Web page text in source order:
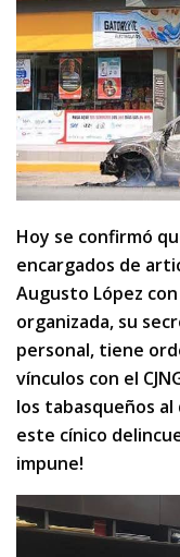
Hoy se confirmó
encargados de
Augusto López
organizada, su
personal, tiene
vínculos con el
los tabasqueños
este cínico
impune!